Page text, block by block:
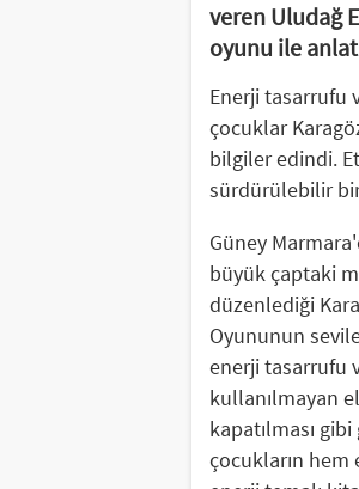
veren Uludağ
oyunu ile
Enerji tasarrufu
çocuklar
bilgiler edindi.
sürdürülebilir
Güney
büyük çaptaki
düzenlediği
Oyununun
enerji tasarrufu
kullanılmayan
kapatılması
çocukların